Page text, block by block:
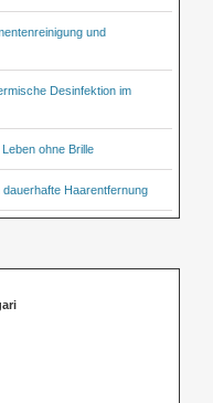
und
Desinfektion im
ohne Brille
Haarentfernung